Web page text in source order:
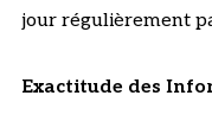
jour régulièrement
Exactitude des